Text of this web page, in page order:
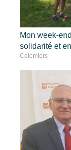
Mon week-
solidarité et
Colomiers